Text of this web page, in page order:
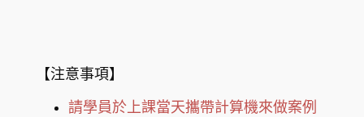
【注意事項】
請學員於上課當天攜帶計算機來做案例